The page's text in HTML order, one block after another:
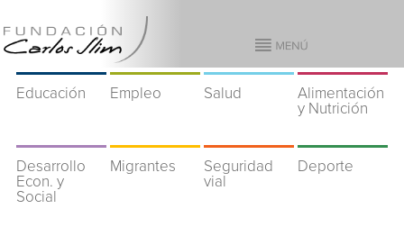
Educación Empleo Salud
Alimentación
y Nutrición
Desarrollo
Econ. y
Social
Migrantes
Seguridad
vial
Deporte